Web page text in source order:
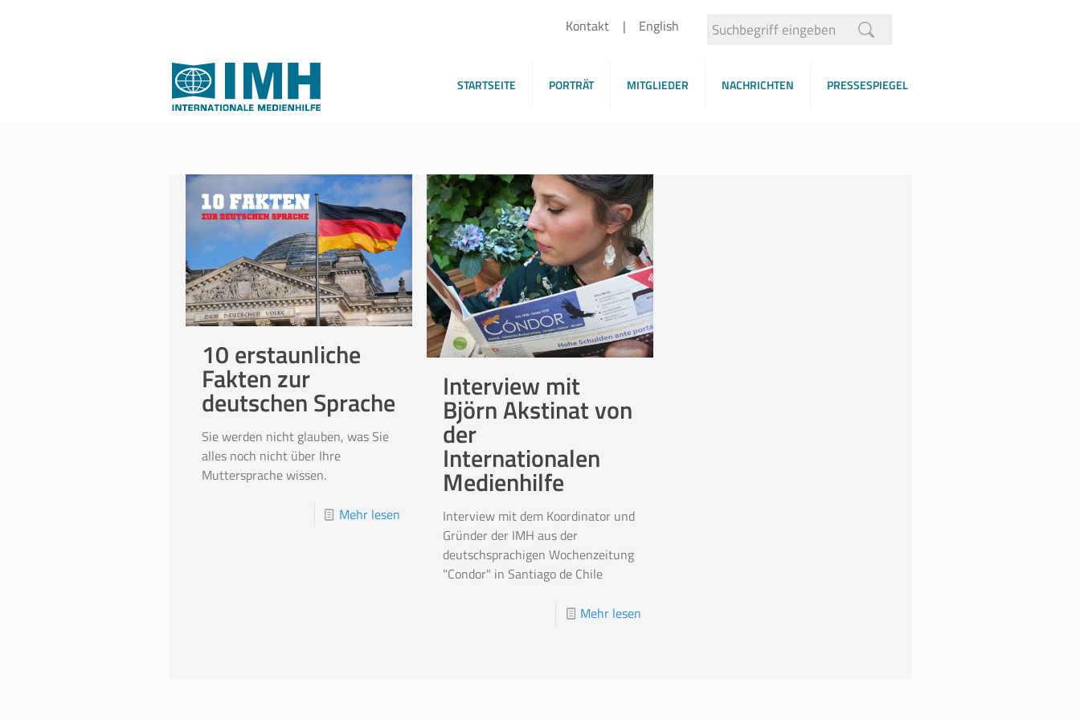
Kontakt English
STARTSEITE PORTRÄT MITGLIEDER NACHRICHTEN PRESSESPIEGEL
10 erstaunliche
Fakten zur
deutschen Sprache
Sie werden nicht glauben, was Sie
alles noch nicht über Ihre
Muttersprache wissen.
Mehr lesen
Interview mit
Björn Akstinat von
der
Internationalen
Medienhilfe
Interview mit dem Koordinator und
Gründer der IMH aus der
deutschsprachigen Wochenzeitung
"Condor" in Santiago de Chile
Mehr lesen